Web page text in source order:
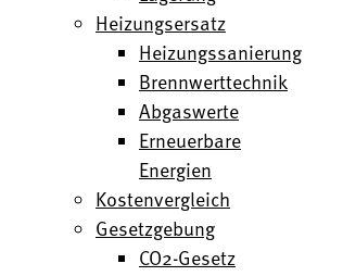
Heizungsersatz
Heizungssanierung
Brennwerttechnik
Abgaswerte
Erneuerbare
Energien
Kostenvergleich
Gesetzgebung
CO2-Gesetz